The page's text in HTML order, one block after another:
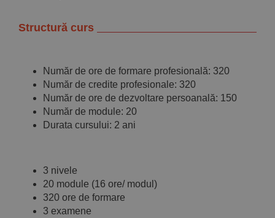
Structură curs
Număr de ore de formare profesională: 320
Număr de credite profesionale: 320
Număr de ore de dezvoltare persoanală: 150
Număr de module: 20
Durata cursului: 2 ani
3 nivele
20 module (16 ore/ modul)
320 ore de formare
3 examene